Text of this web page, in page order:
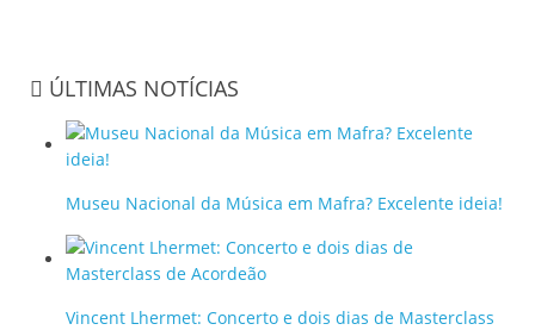
ÚLTIMAS NOTÍCIAS
Museu Nacional da Música em Mafra? Excelente ideia!
Vincent Lhermet: Concerto e dois dias de Masterclass